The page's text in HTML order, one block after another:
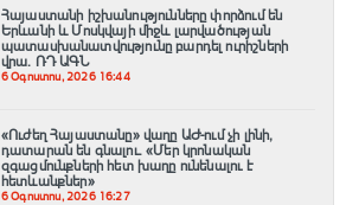
Հայաստանի իշխանությունները փորձում են
Երևանի և Մոսկվայի միջև լարվածության
պատասխանատվությունը բարդել ուրիշների
վրա. ՌԴ ԱԳՆ
6 Օգոստոս, 2026 16:44
«Ուժեղ Հայաստանը» վաղը ԱԺ-ում չի լինի,
դատարան են գնալու. «Մեր կրոնական
զգացմունքների հետ խաղը ունենալու է
հետևանքներ»
6 Օգոստոս, 2026 16:27